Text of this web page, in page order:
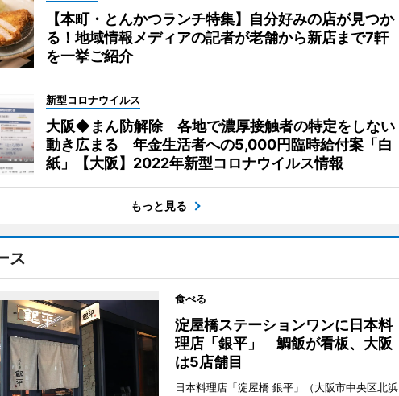
【本町・とんかつランチ特集】自分好みの店が見つか
る！地域情報メディアの記者が老舗から新店まで7軒
を一挙ご紹介
新型コロナウイルス
大阪◆まん防解除 各地で濃厚接触者の特定をしない
動き広まる 年金生活者への5,000円臨時給付案「白
紙」【大阪】2022年新型コロナウイルス情報
もっと見る
ス
食べる
淀屋橋ステーションワンに日本料
理店「銀平」 鯛飯が看板、大阪
は5店舗目
日本料理店「淀屋橋 銀平」（大阪市中央区北浜